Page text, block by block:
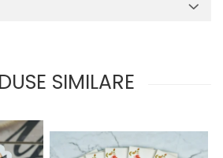
SIMILARE